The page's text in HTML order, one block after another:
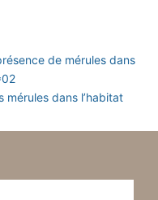
de mérules dans
dans l’habitat